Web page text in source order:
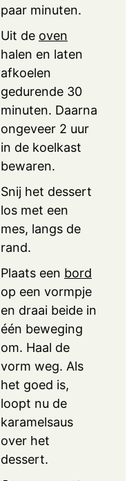
paar minuten.
Uit de oven
halen en laten
afkoelen
gedurende 30
minuten. Daarna
ongeveer 2 uur
in de koelkast
bewaren.
Snij het dessert
los met een
mes, langs de
rand.
Plaats een bord
op een vormpje
en draai beide in
één beweging
om. Haal de
vorm weg. Als
het goed is,
loopt nu de
karamelsaus
over het
dessert.